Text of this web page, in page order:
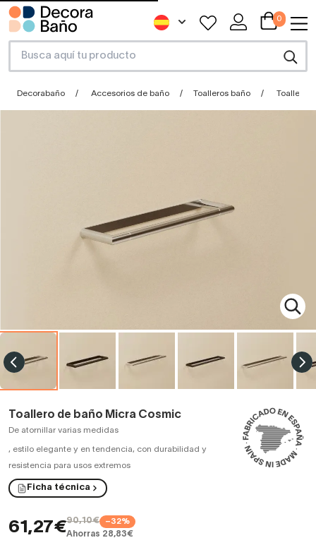
0
Decorabaño Accesorios de baño Toalleros baño Toallero
Toallero de baño Micra Cosmic
De atornillar varias medidas
, estilo elegante y en tendencia, con durabilidad y
resistencia para usos extremos
Ficha técnica
61,27€90,10€ −32%
Ahorras 28,83€